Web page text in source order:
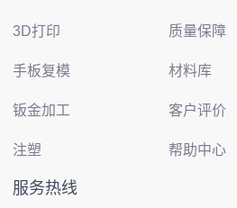
3D打印
手板复模
钣金加工
注塑
质量保障
材料库
客户评价
帮助中心
服务热线